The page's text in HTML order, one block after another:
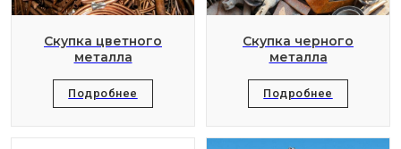
Скупка цветного
металла
Подробнее
Скупка черного
металла
Подробнее